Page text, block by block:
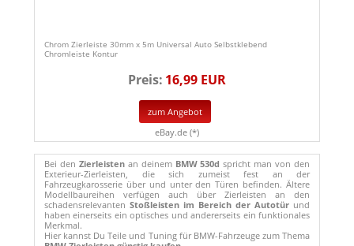
Chrom Zierleiste 30mm x 5m Universal Auto Selbstklebend
Chromleiste Kontur
Preis: 16,99 EUR
zum Angebot
eBay.de (*)
Bei den Zierleistenan deinemBMW 530d spricht man von den
Exterieur-Zierleisten, die sich zumeist fest an der
Fahrzeugkarosserie über und unter den Türen befinden. Ältere
Modellbaureihen verfügen auch über Zierleisten an den
schadensrelevanten Stoßleisten im Bereich der Autotür und
haben einerseits ein optisches und andererseits ein funktionales
Merkmal.
Hier kannst Du Teile und Tuning für BMW-Fahrzeuge zum Thema